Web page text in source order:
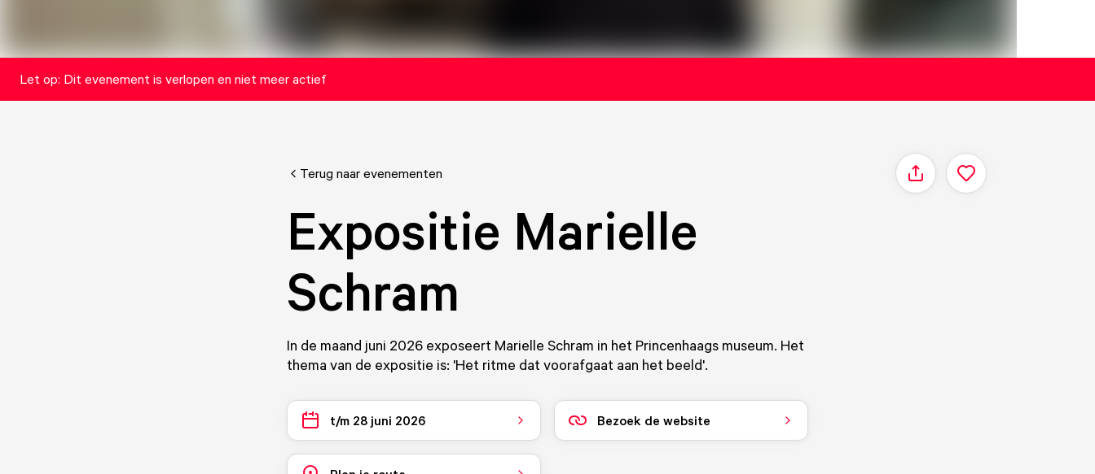
Let op: Dit evenement is verlopen en niet meer actief
Terug naar evenementen Delen
Expositie Marielle
Schram
In de maand juni 2026 exposeert Marielle Schram in het Princenhaags museum. Het
thema van de expositie is: 'Het ritme dat voorafgaat aan het beeld'.
t/m 28 juni 2026 Bezoek de website